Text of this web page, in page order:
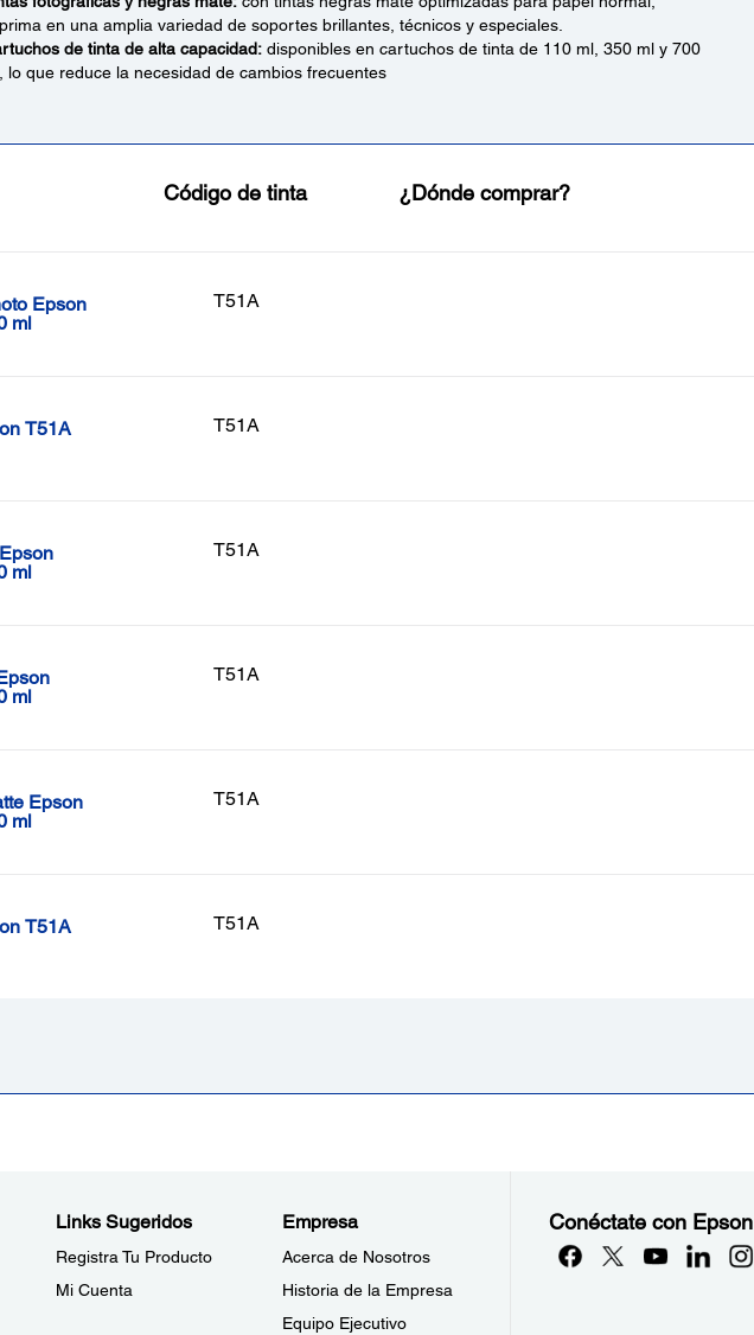
en una amplia variedad de soportes brillantes, técnicos y especiales.
de tinta de alta capacidad:disponibles en cartuchos de tinta de 110 ml, 350 ml y 700
lo que reduce la necesidad de cambios frecuentes
Código de tinta ¿Dónde comprar?
Epson
ml
T51A
T51A
T51A
ml
T51A
ml
T51A
Epson
ml
T51A
T51A
T51A
Links Sugeridos
Registra Tu Producto
Mi Cuenta
Empresa
Acerca de Nosotros
Historia de la Empresa
Equipo Ejecutivo
Conéctate con Epson